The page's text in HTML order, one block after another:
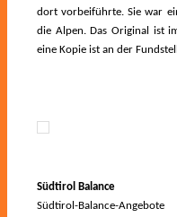
dort vorbeiführte. Sie war
die Alpen. Das Original ist
eine Kopie ist an der
Südtirol Balance
Südtirol-Balance-